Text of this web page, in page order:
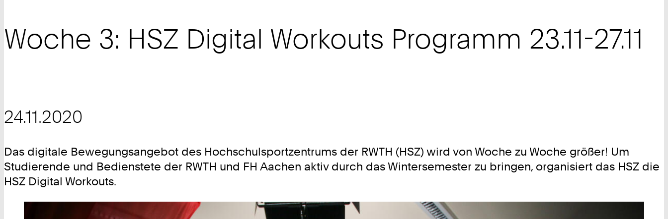
Woche 3: HSZ Digital Workouts Programm 23.11-27.11
24.11.2020
Das digitale Bewegungsangebot des Hochschulsportzentrums der RWTH (HSZ) wird von Woche zu Woche größer! Um
Studierende und Bedienstete der RWTH und FH Aachen aktiv durch das Wintersemester zu bringen, organisiert das HSZ die
HSZ Digital Workouts.